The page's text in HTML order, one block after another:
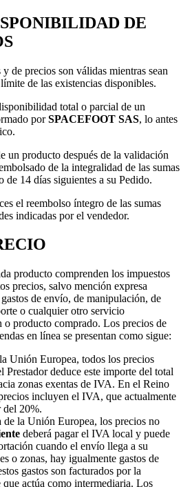
DE
de precios son válidas mientras sean
de las existencias disponibles.
total o parcial de un
porSPACEFOOT SAS, lo antes
un producto después de la validación
de la integralidad de las sumas
de 14 días siguientes a su Pedido.
el reembolso íntegro de las sumas
indicadas por el vendedor.
producto comprenden los impuestos
precios, salvo mención expresa
de envío, de manipulación, de
o cualquier otro servicio
o producto comprado. Los precios de
en línea se presentan como sigue:
Unión Europea, todos los precios
deduce este importe del total
zonas exentas de IVA. En el Reino
incluyen el IVA, que actualmente
del 20%.
de la Unión Europea, los precios no
deberá pagar el IVA local y puede
cuando el envío llega a su
o zonas, hay igualmente gastos de
gastos son facturados por la
que actúa como intermediaria. Los